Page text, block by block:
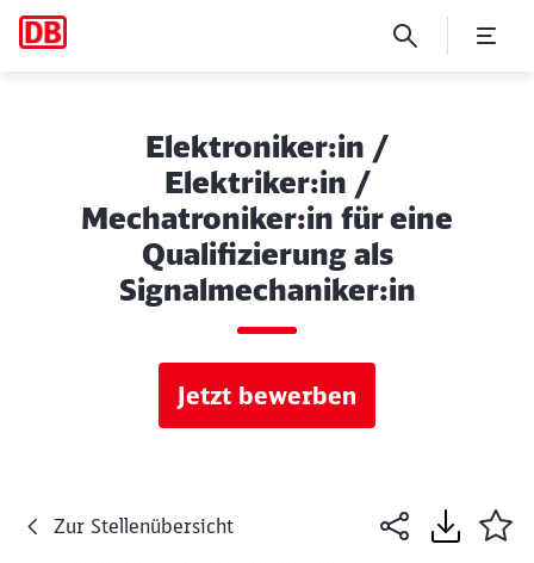
Elektroniker:in /
Elektriker:in /
Mechatroniker:in für eine
Qualifizierung als
Signalmechaniker:in
Jetzt bewerben
Zur Stellenübersicht